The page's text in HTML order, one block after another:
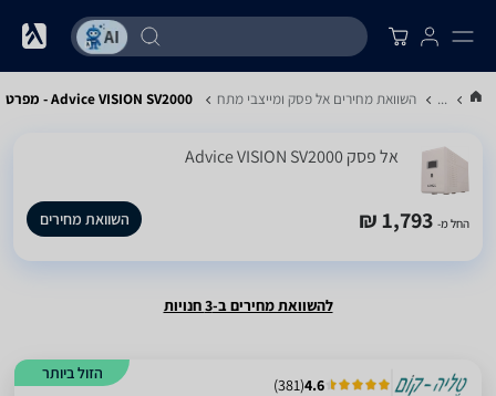
... השוואת מחירים אל פסק ומייצבי מתח Advice VISION SV2000 - מפרט
‏אל פסק Advice VISION SV2000
החל מ- 1,793 ₪ השוואת מחירים
להשוואת מחירים ב-3 חנויות
הזול ביותר
4.6
(
381
)